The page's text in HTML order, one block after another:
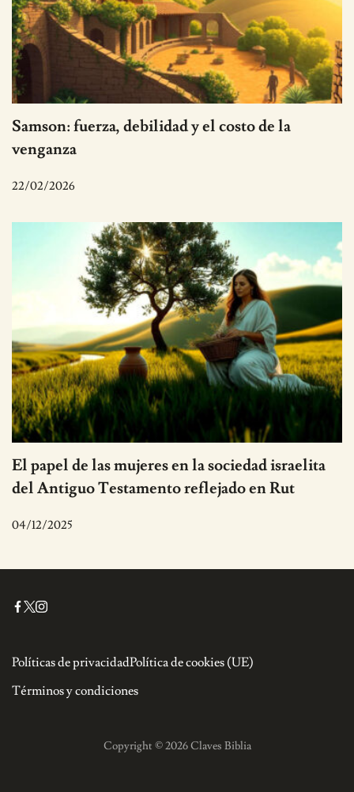
Samson: fuerza, debilidad y el costo de la
venganza
22/02/2026
El papel de las mujeres en la sociedad israelita
del Antiguo Testamento reflejado en Rut
04/12/2025
Políticas de privacidadPolítica de cookies (UE)
Términos y condiciones
Copyright © 2026 Claves Biblia